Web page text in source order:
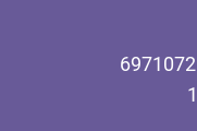
6971072